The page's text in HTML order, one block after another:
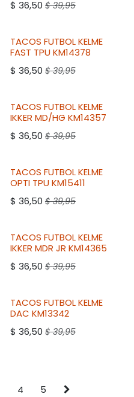
$ 36,50 $39,95
2DO A 50% DESCUENTO
TACOS FUTBOLKELME
FAST TPU KM14378
$ 36,50 $39,95
2DO A 50% DESCUENTO
TACOS FUTBOLKELME
IKKER MD/HG KM14357
$ 36,50 $39,95
2DO A 50% DESCUENTO
TACOS FUTBOLKELME
OPTI TPU KM15411
$ 36,50 $39,95
2DO A 50% DESCUENTO
TACOS FUTBOLKELME
IKKER MDR JR KM14365
$ 36,50 $39,95
2DO A 50% DESCUENTO
TACOS FUTBOLKELME
DAC KM13342
$ 36,50 $39,95
4 5